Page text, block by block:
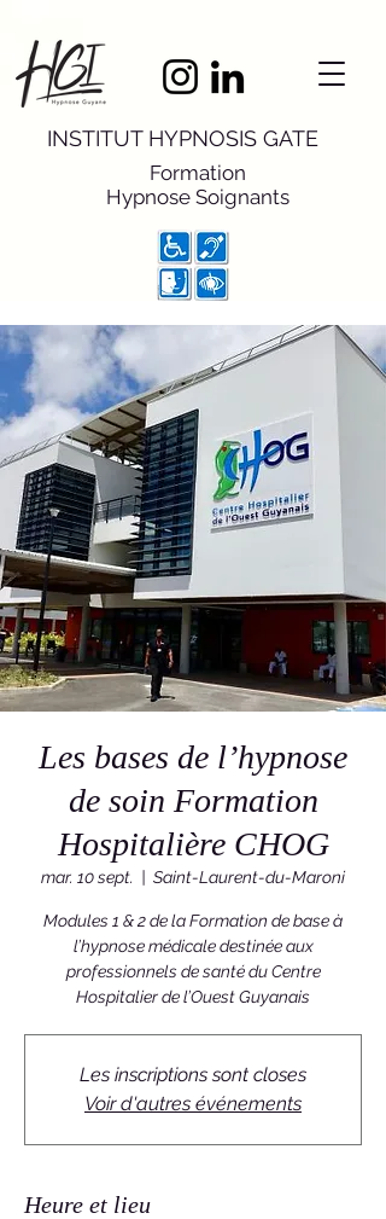
INSTITUT HYPNOSIS GATE
Formation
Hypnose Soignants
Les bases de l’hypnose
de soin Formation
Hospitalière CHOG
mar. 10 sept. Saint-Laurent-du-Maroni
Modules 1 & 2 de la Formation de base à
l’hypnose médicale destinée aux
professionnels de santé du Centre
Hospitalier de l’Ouest Guyanais
Les inscriptions sont closes
Voir d'autres événements
Heure et lieu